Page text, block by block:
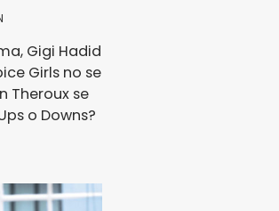
Gigi Hadid
Girls no se
Theroux se
o Downs?